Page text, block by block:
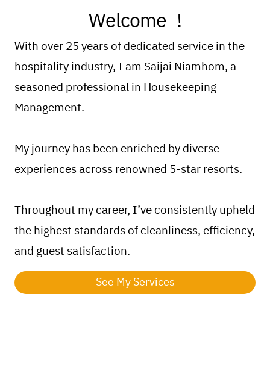
Welcome !
With over 25 years of dedicated service in the
hospitality industry,I am Saijai Niamhom, a
seasoned professional in Housekeeping
Management.
My journey has been enriched by diverse
experiences across renowned 5-star resorts.
Throughout my career, I’ve consistently upheld
the highest standards of cleanliness, efficiency,
and guest satisfaction.
See My Services